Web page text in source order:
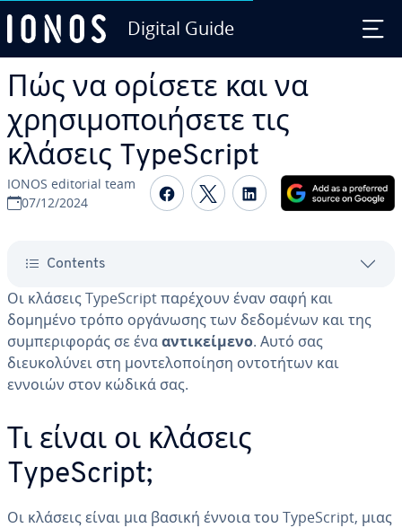
Digital Guide
Πώς να ορίσετε και να
χρησιμοποιήσετε τις
κλάσεις TypeScript
IONOS editorial team
07/12/2024
Share on Facebook
Share on Twitter
Share on
Contents
Οι κλάσεις TypeScript παρέχουν έναν σαφή και
δομημένο τρόπο οργάνωσης των δεδομένων και της
συμπεριφοράς σε ένααντικείμενο. Αυτό σας
διευκολύνει στη μοντελοποίηση οντοτήτων και
εννοιών στον κώδικά σας.
Τι είναι οι κλάσεις
TypeScript;
Οι κλάσεις είναι μια βασική έννοια του TypeScript, μιας